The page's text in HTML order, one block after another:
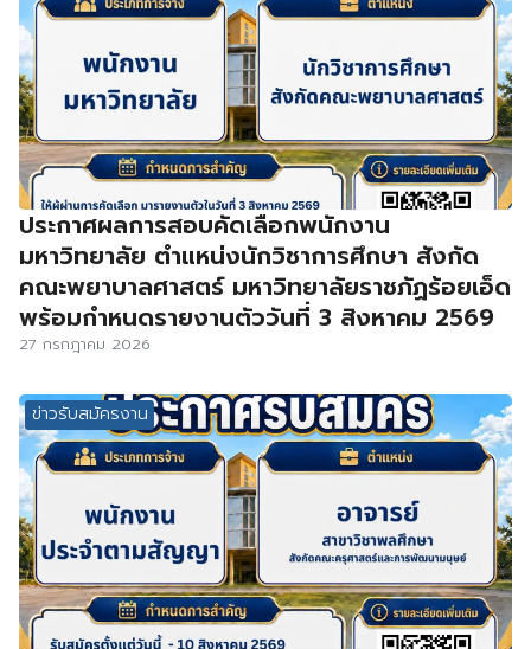
ประกาศผลการสอบคัดเลือกพนักงาน
มหาวิทยาลัย ตำแหน่งนักวิชาการศึกษา สังกัด
คณะพยาบาลศาสตร์ มหาวิทยาลัยราชภัฏร้อยเอ็ด
พร้อมกำหนดรายงานตัววันที่ 3 สิงหาคม 2569
27 กรกฎาคม 2026
ข่าวรับสมัครงาน